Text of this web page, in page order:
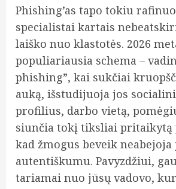
Phishing’as tapo tokiu
specialistai kartais
laiško nuo klastotės. 2026
populiariausia schema –
phishing”, kai sukčiai
auką, išstudijuoja jos
profilius, darbo vietą,
siunčia tokį tiksliai pritaikytą
kad žmogus beveik neabejoja
autentiškumu. Pavyzdžiui,
tariamai nuo jūsų vadovo,